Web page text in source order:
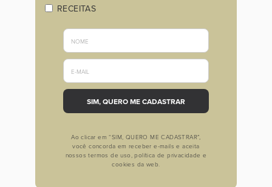
RECEITAS
Ao clicar em “SIM, QUERO ME CADASTRAR”,
você concorda em receber e-mails e aceita
nossos termos de uso, política de privacidade e
cookies da web.